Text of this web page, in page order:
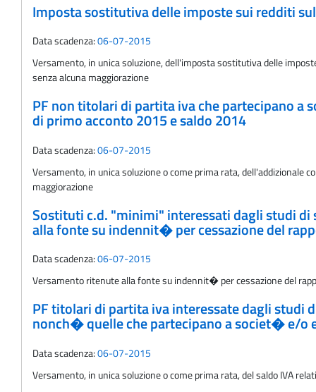
Imposta sostitutiva delle imposte sui redditi
Data scadenza:06-07-2015
Versamento, in unica soluzione, dell'imposta sostitutiva delle
senza alcuna maggiorazione
PF non titolari di partita iva che partecipano
di primo acconto 2015 e saldo 2014
Data scadenza:06-07-2015
Versamento, in unica soluzione o come prima rata, dell'addizionale
maggiorazione
Sostituti c.d. "minimi" interessati dagli studi
alla fonte su indennit� per cessazione del
Data scadenza:06-07-2015
Versamento ritenute alla fonte su indennit� per cessazione del
PF titolari di partita iva interessate dagli studi
nonch� quelle che partecipano a societ� e/o
Data scadenza:06-07-2015
Versamento, in unica soluzione o come prima rata, del saldo IVA